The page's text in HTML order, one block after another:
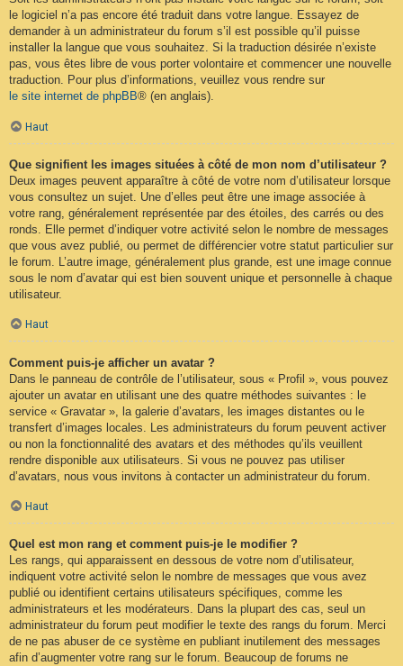
le logiciel n’a pas encore été traduit dans votre langue. Essayez de
demander à un administrateur du forum s’il est possible qu’il puisse
installer la langue que vous souhaitez. Si la traduction désirée n’existe
pas, vous êtes libre de vous porter volontaire et commencer une nouvelle
traduction. Pour plus d’informations, veuillez vous rendre sur
le site internet de phpBB® (en anglais).
Haut
Que signifient les images situées à côté de mon nom d’utilisateur ?
Deux images peuvent apparaître à côté de votre nom d’utilisateur lorsque
vous consultez un sujet. Une d’elles peut être une image associée à
votre rang, généralement représentée par des étoiles, des carrés ou des
ronds. Elle permet d’indiquer votre activité selon le nombre de messages
que vous avez publié, ou permet de différencier votre statut particulier sur
le forum. L’autre image, généralement plus grande, est une image connue
sous le nom d’avatar qui est bien souvent unique et personnelle à chaque
utilisateur.
Haut
Comment puis-je afficher un avatar ?
Dans le panneau de contrôle de l’utilisateur, sous « Profil », vous pouvez
ajouter un avatar en utilisant une des quatre méthodes suivantes : le
service « Gravatar », la galerie d’avatars, les images distantes ou le
transfert d’images locales. Les administrateurs du forum peuvent activer
ou non la fonctionnalité des avatars et des méthodes qu’ils veuillent
rendre disponible aux utilisateurs. Si vous ne pouvez pas utiliser
d’avatars, nous vous invitons à contacter un administrateur du forum.
Haut
Quel est mon rang et comment puis-je le modifier ?
Les rangs, qui apparaissent en dessous de votre nom d’utilisateur,
indiquent votre activité selon le nombre de messages que vous avez
publié ou identifient certains utilisateurs spécifiques, comme les
administrateurs et les modérateurs. Dans la plupart des cas, seul un
administrateur du forum peut modifier le texte des rangs du forum. Merci
de ne pas abuser de ce système en publiant inutilement des messages
afin d’augmenter votre rang sur le forum. Beaucoup de forums ne